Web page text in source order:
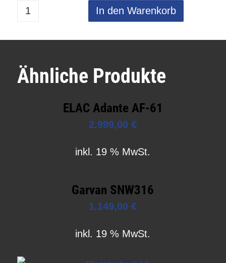
In den Warenkorb
Ähnliche Produkte
ELAC Adante AF-61
2.999,00€
inkl. 19 % MwSt.
Garvan SNW316
1.149,00€
inkl. 19 % MwSt.